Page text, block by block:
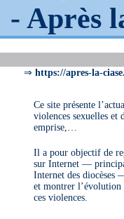
-Après
⇒https://apres-la-
Ce site présente
violences sexuelles et
emprise,…
Il a pour objectif de
sur Internet —
Internet des diocèses
et montrer l’évolution
ces violences.